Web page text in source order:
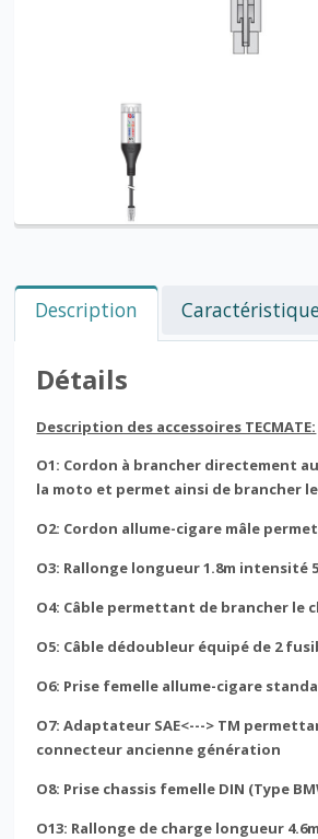
Description
Détails
Description des accessoires TECMATE:
O1: Cordon à brancher directement
la moto et permet ainsi de brancher
O2: Cordon allume-cigare mâle
O3: Rallonge longueur 1.8m intensité
O4: Câble permettant de brancher le
O5: Câble dédoubleur équipé de 2
O6: Prise femelle allume-cigare
O7: Adaptateur SAE<---> TM
connecteur ancienne génération
O8: Prise chassis femelle DIN (Type
O13: Rallonge de charge longueur